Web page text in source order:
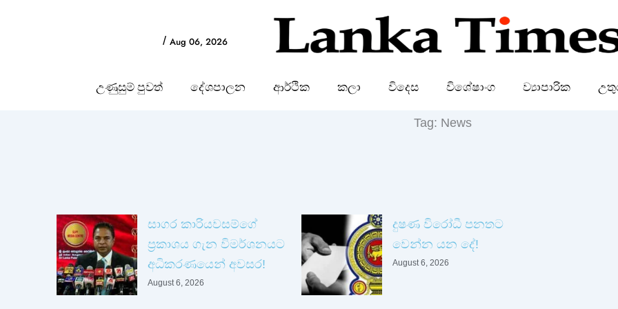
/ Aug 06, 2026
උණුසුම් පුවත් දේශපාලන ආර්ථික කලා විදෙස විශේෂාංග ව්‍යාපාරික
Tag: News
සාගර කාරියවසම්ගේ
ප්‍රකාශය ගැන විමර්ශනයට
අධිකරණයෙන් අවසර!
August 6, 2026
දුෂණ විරෝධී පනතට
වෙන්න යන දේ!
August 6, 2026
Page